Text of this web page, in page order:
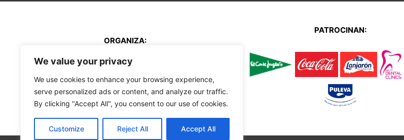
We value your privacy
We use cookies to enhance your browsing experience,
serve personalized ads or content, and analyze our traffic.
By clicking "Accept All", you consent to our use of cookies.
Customize Reject All Accept All
ORGANIZA:
PATROCINAN: